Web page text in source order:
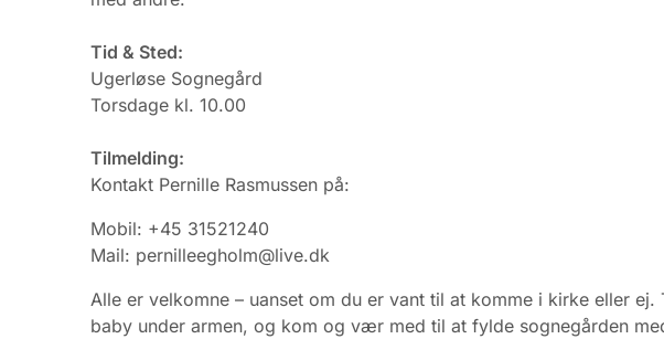
Tid & Sted:
Ugerløse Sognegård
Torsdage kl. 10.00
Tilmelding:
Kontakt Pernille Rasmussen på:
Mobil: +45 31521240
Mail: pernilleegholm@live.dk
Alle er velkomne – uanset om du er vant til at komme i kirke eller ej.
baby under armen, og kom og vær med til at fylde sognegården